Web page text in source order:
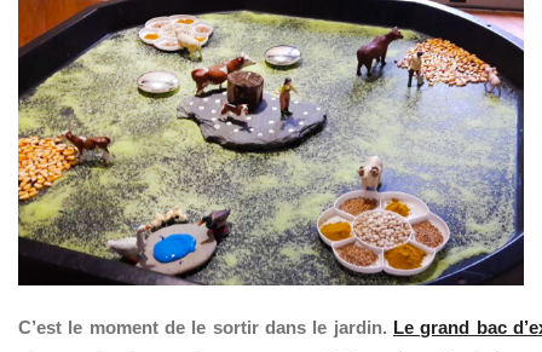
C’est le moment de le sortir dans le jardin. Le grand bac